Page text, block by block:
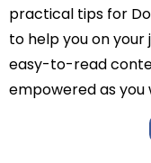
practical tips for
to help you on your
easy-to-read
empowered as